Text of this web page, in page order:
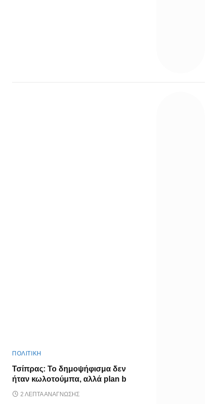
ΠΟΛΙΤΙΚΗ
Τσίπρας: Το δημοψήφισμα δεν
ήταν κωλοτούμπα, αλλά plan b
2 ΛΕΠΤΆ ΑΝΆΓΝΩΣΗΣ